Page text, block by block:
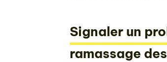
Signaler un
ramassage